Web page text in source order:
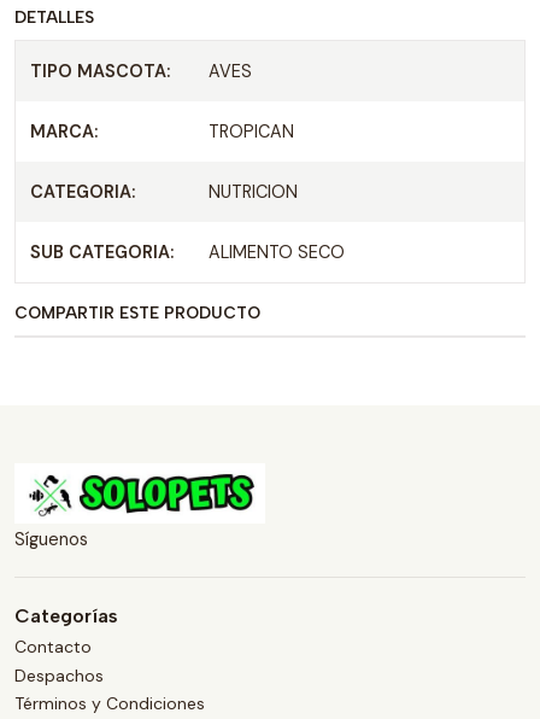
DETALLES
TIPO MASCOTA: AVES
MARCA: TROPICAN
CATEGORIA: NUTRICION
SUB CATEGORIA: ALIMENTO SECO
COMPARTIR ESTE PRODUCTO
Síguenos
Categorías
Contacto
Despachos
Términos y Condiciones